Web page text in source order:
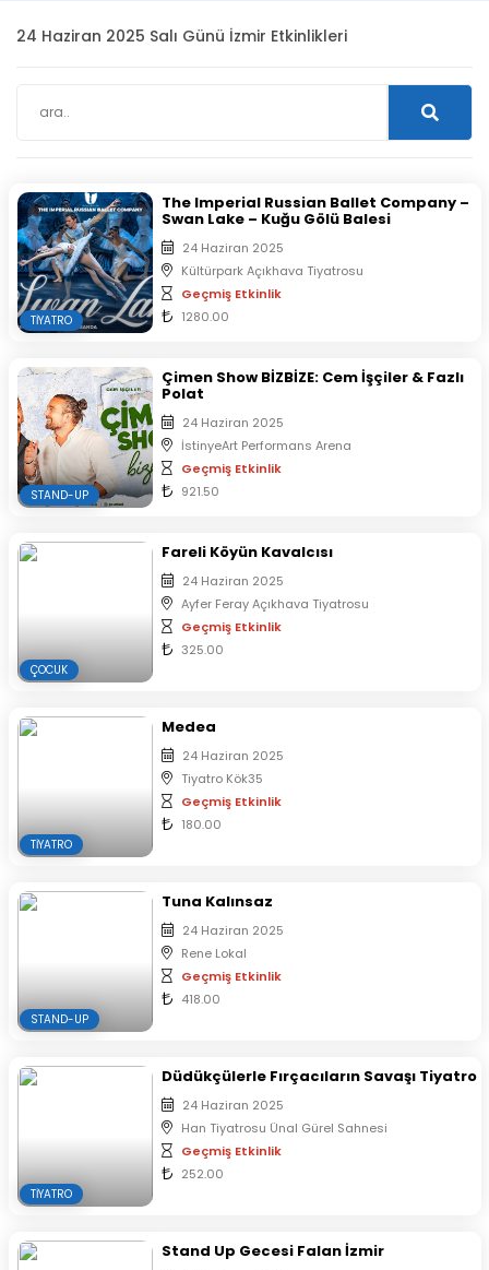
24 Haziran 2025 Salı Günü İzmir Etkinlikleri
TIYATRO
The Imperial Russian Ballet Company –
Swan Lake – Kuğu Gölü Balesi
24 Haziran 2025
Kültürpark Açıkhava Tiyatrosu
Geçmiş Etkinlik
1280.00
STAND-UP
Çimen Show BİZBİZE: Cem İşçiler & Fazlı
Polat
24 Haziran 2025
İstinyeArt Performans Arena
Geçmiş Etkinlik
921.50
ÇOCUK
Fareli Köyün Kavalcısı
24 Haziran 2025
Ayfer Feray Açıkhava Tiyatrosu
Geçmiş Etkinlik
325.00
TIYATRO
Medea
24 Haziran 2025
Tiyatro Kök35
Geçmiş Etkinlik
180.00
STAND-UP
Tuna Kalınsaz
24 Haziran 2025
Rene Lokal
Geçmiş Etkinlik
418.00
TIYATRO
Düdükçülerle Fırçacıların Savaşı Tiyatro
24 Haziran 2025
Han Tiyatrosu Ünal Gürel Sahnesi
Geçmiş Etkinlik
252.00
Stand Up Gecesi Falan İzmir